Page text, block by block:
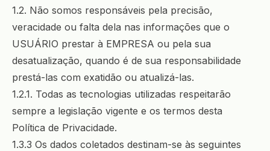
1.2. Não somos responsáveis pela precisão,
veracidade ou falta dela nas informações que o
USUÁRIO prestar à EMPRESA ou pela sua
desatualização, quando é de sua responsabilidade
prestá-las com exatidão ou atualizá-las.
1.2.1. Todas as tecnologias utilizadas respeitarão
sempre a legislação vigente e os termos desta
Política de Privacidade.
1.3.3 Os dados coletados destinam-se às seguintes